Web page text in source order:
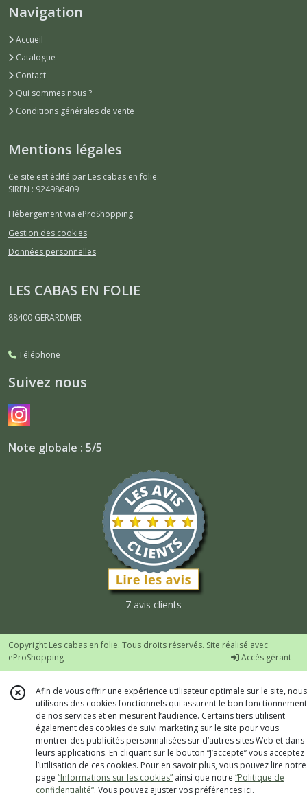
Navigation
Accueil
Catalogue
Contact
Qui sommes nous ?
Conditions générales de vente
Mentions légales
Ce site est édité par Les cabas en folie.
SIREN : 924986409
Hébergement via eProShopping
Gestion des cookies
Données personnelles
LES CABAS EN FOLIE
88400 GERARDMER
Téléphone
Suivez nous
Note globale : 5/5
7 avis clients
Copyright Les cabas en folie. Tous droits réservés. Site réalisé avec
eProShopping
Accès gérant
Afin de vous offrir une expérience utilisateur optimale sur le site, nous
utilisons des cookies fonctionnels qui assurent le bon fonctionnement
de nos services et en mesurent l’audience. Certains tiers utilisent
également des cookies de suivi marketing sur le site pour vous
montrer des publicités personnalisées sur d’autres sites Web et dans
leurs applications. En cliquant sur le bouton “J’accepte” vous acceptez
l’utilisation de ces cookies. Pour en savoir plus, vous pouvez lire notre
page “Informations sur les cookies” ainsi que notre “Politique de
confidentialité“. Vous pouvez ajuster vos préférences ici.